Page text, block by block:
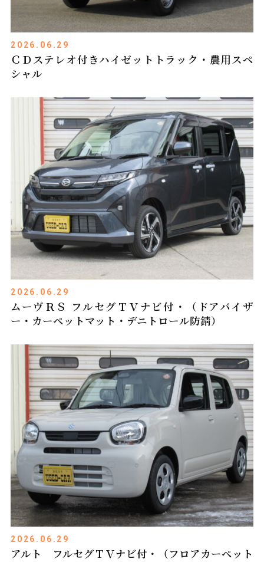
2026.06.29
ＣＤステレオ付きハイゼットトラック・農用スペ
シャル
2026.06.29
ムーヴＲＳ フルセグＴＶナビ付・（ドアバイザ
ー・カーペットマット・デニトロール防錆）
2026.06.29
アルト フルセグＴＶナビ付・（フロアカーペット